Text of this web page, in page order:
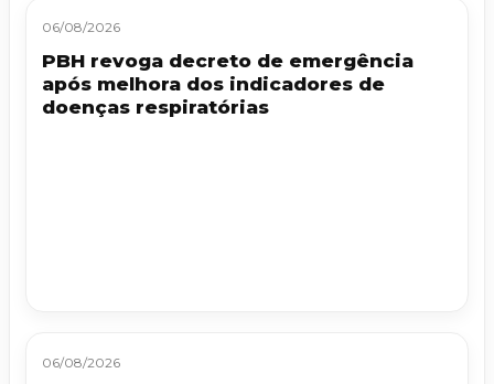
06/08/2026
PBH revoga decreto de emergência
após melhora dos indicadores de
doenças respiratórias
06/08/2026